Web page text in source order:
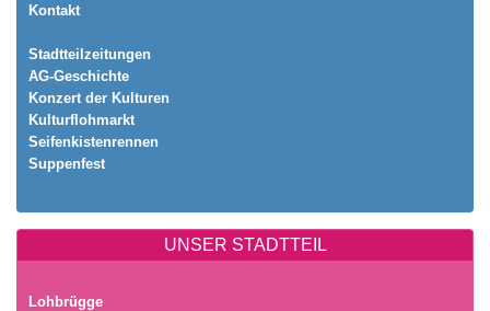
Kontakt
Stadtteilzeitungen
AG-Geschichte
Konzert der Kulturen
Kulturflohmarkt
Seifenkistenrennen
Suppenfest
UNSER STADTTEIL
Lohbrügge